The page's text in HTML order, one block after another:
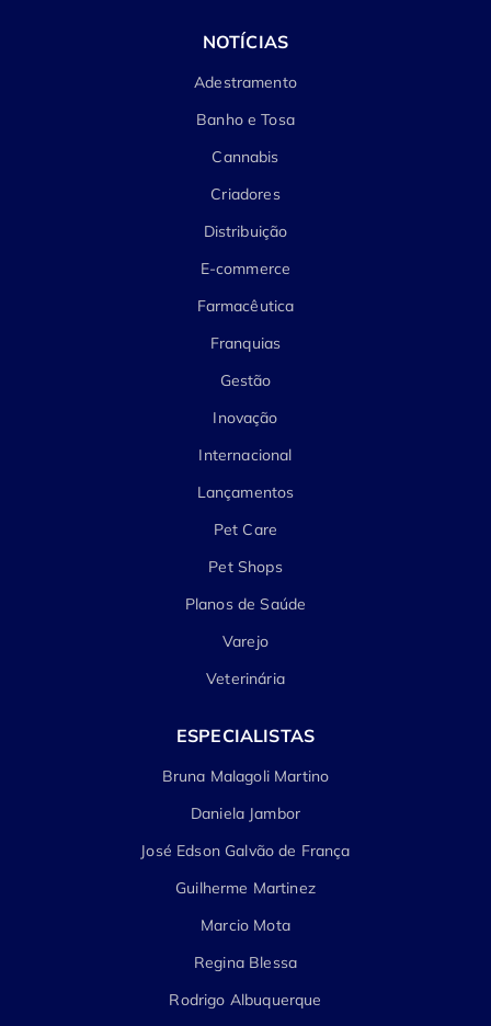
NOTÍCIAS
Adestramento
Banho e Tosa
Cannabis
Criadores
Distribuição
E-commerce
Farmacêutica
Franquias
Gestão
Inovação
Internacional
Lançamentos
Pet Care
Pet Shops
Planos de Saúde
Varejo
Veterinária
ESPECIALISTAS
Bruna Malagoli Martino
Daniela Jambor
José Edson Galvão de França
Guilherme Martinez
Marcio Mota
Regina Blessa
Rodrigo Albuquerque